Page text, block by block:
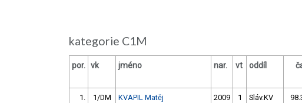
kategorie C1M
por. vk jméno nar. vt oddíl
1. 1/DM KVAPIL Matěj 2009 1 Sláv.KV